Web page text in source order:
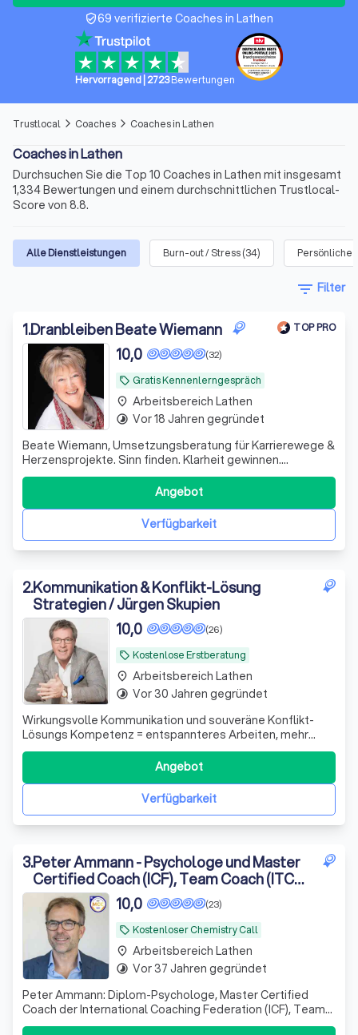
verified_user69 verifizierte Coaches in Lathen
Hervorragend| 2723 Bewertungen
Trustlocal arrow_forward_ios Coaches arrow_forward_ios Coaches in Lathen
Coaches in Lathen
Durchsuchen Sie die Top 10 Coaches in Lathen mit insgesamt
1,334 Bewertungen und einem durchschnittlichen Trustlocal-
Score von 8.8.
Alle Dienstleistungen Burn-out / Stress(34)
filter_list Filter
1.Dranbleiben Beate Wiemann TOP PRO
local_offer Gratis Kennenlerngespräch
(32)
10,0
Beate Wiemann, Umsetzungsberatung für Karrierewege &
Herzensprojekte. Sinn finden. Klarheit gewinnen.
Selbstbewusst handeln. Lebensfreude entfalten.
Coaching, Wegbegleitung, Human Design Beratung
Verfügbarkeit
Angebot
place Arbeitsbereich Lathen
timelapse Vor 18 Jahren gegründet
2.Kommunikation & Konflikt-Lösung
Strategien / Jürgen Skupien
local_offer Kostenlose Erstberatung
(26)
10,0
Wirkungsvolle Kommunikation und souveräne Konflikt-
Lösungs Kompetenz = entspannteres Arbeiten, mehr
Lebensfreude & der nächste Karrieresprung „Für
Führungskräfte und alle, die mehr wollen!"
Verfügbarkeit
Angebot
place Arbeitsbereich Lathen
timelapse Vor 30 Jahren gegründet
3.Peter Ammann - Psychologe und Master
Certified Coach (ICF), Team Coach (ITCA),
Coaching Supervisor (ESIA)
local_offer Kostenloser Chemistry Call
(23)
10,0
Peter Ammann: Diplom-Psychologe, Master Certified
Coach der International Coaching Federation (ICF), Team
Coach (ITCA), accredited psychotherapist der United
place Arbeitsbereich Lathen
timelapse Vor 37 Jahren gegründet